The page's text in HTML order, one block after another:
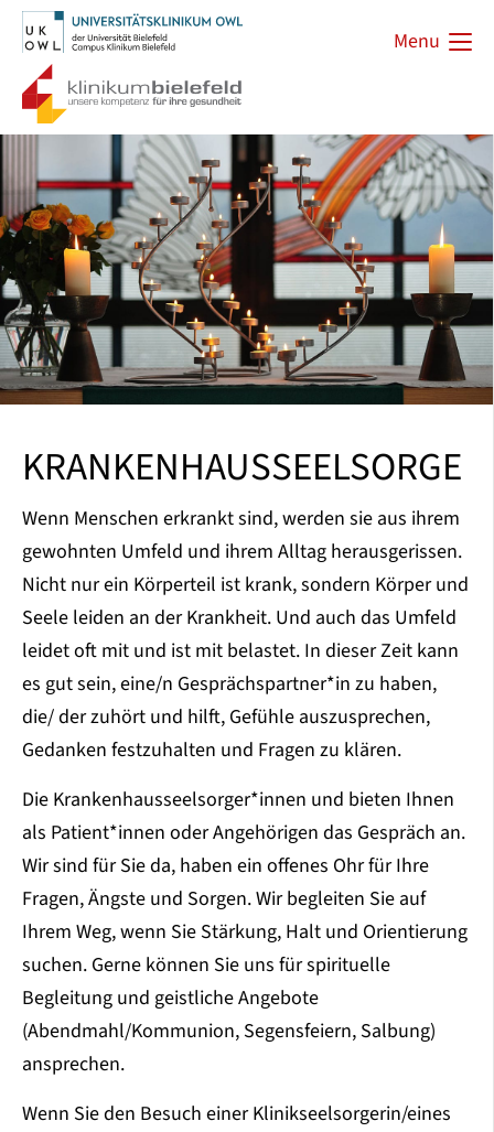
Menu
KRANKENHAUSSEELSORGE
Wenn Menschen erkrankt sind, werden sie aus ihrem
gewohnten Umfeld und ihrem Alltag herausgerissen.
Nicht nur ein Körperteil ist krank, sondern Körper und
Seele leiden an der Krankheit. Und auch das Umfeld
leidet oft mit und ist mit belastet. In dieser Zeit kann
es gut sein, eine/n Gesprächspartner*in zu haben,
die/ der zuhört und hilft, Gefühle auszusprechen,
Gedanken festzuhalten und Fragen zu klären.
Die Krankenhausseelsorger*innen und bieten Ihnen
als Patient*innen oder Angehörigen das Gespräch an.
Wir sind für Sie da, haben ein offenes Ohr für Ihre
Fragen, Ängste und Sorgen. Wir begleiten Sie auf
Ihrem Weg, wenn Sie Stärkung, Halt und Orientierung
suchen. Gerne können Sie uns für spirituelle
Begleitung und geistliche Angebote
(Abendmahl/Kommunion, Segensfeiern, Salbung)
ansprechen.
Wenn Sie den Besuch einer Klinikseelsorgerin/eines